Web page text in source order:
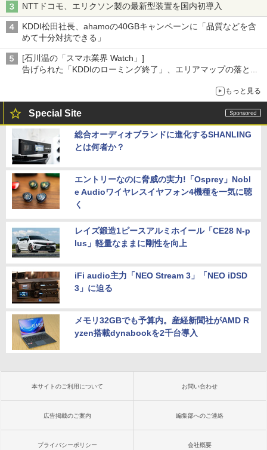
NTTドコモ、エリクソン製の最新型装置を国内初導入
KDDI松田社長、ahamoの40GBキャンペーンに「品質などを含
めて十分対抗できる」
[石川温の「スマホ業界 Watch」]
告げられた「KDDIのローミング終了」、エリアマップの落とし
もっと見る
Special Site
総合オーディオブランドに進化するSHANLING
とは何者か？
エントリーなのに脅威の実力!「Osprey」Nobl
e Audioワイヤレスイヤフォン4機種を一気に聴
く
レイズ鍛造1ピースアルミホイール「CE28 N-p
lus」軽量なままに剛性を向上
iFi audio主力「NEO Stream 3」「NEO iDSD
3」に迫る
メモリ32GBでも予算内。産経新聞社がAMD R
yzen搭載dynabookを2千台導入
本サイトのご利用について お問い合わせ
広告掲載のご案内 編集部へのご連絡
プライバシーポリシー 会社概要